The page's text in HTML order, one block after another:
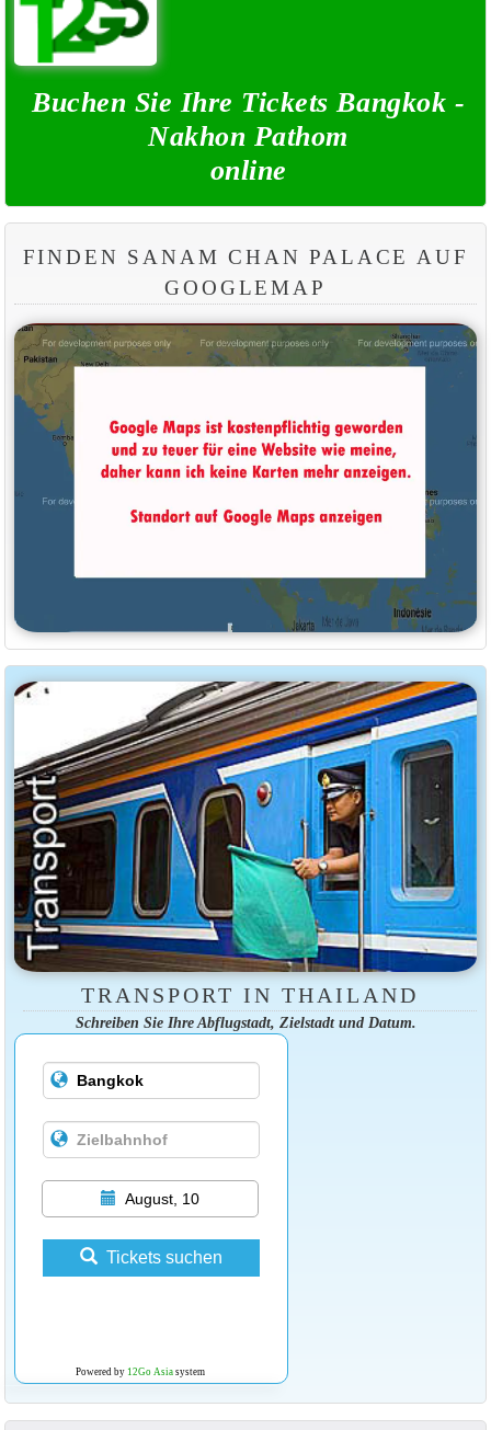
Buchen Sie Ihre Tickets Bangkok -
Nakhon Pathom
online
FINDEN SANAM CHAN PALACE AUF
GOOGLEMAP
TRANSPORT IN THAILAND
Schreiben Sie Ihre Abflugstadt, Zielstadt und Datum.
August, 10
Tickets suchen
Powered by 12Go Asiasystem